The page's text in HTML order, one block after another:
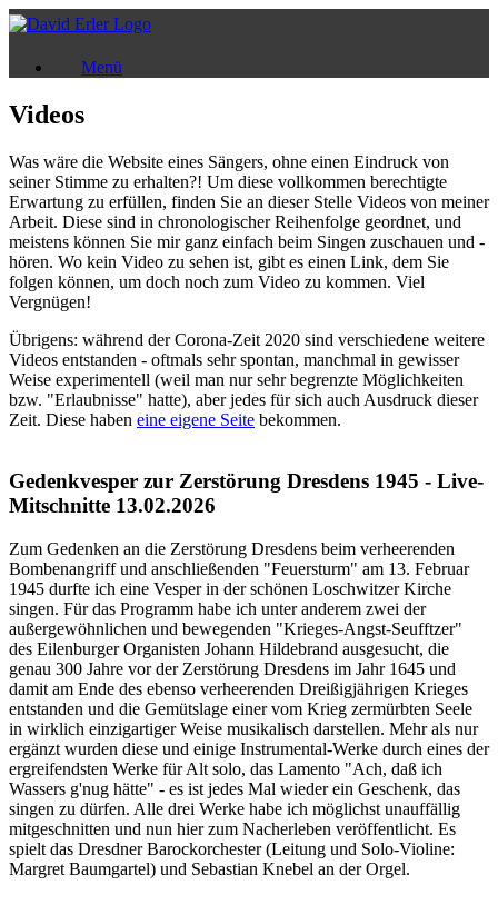
Zum
Inhalt
Menü
Videos
Was wäre die Website eines Sängers, ohne einen Eindruck von
seiner Stimme zu erhalten?! Um diese vollkommen berechtigte
Erwartung zu erfüllen, finden Sie an dieser Stelle Videos von meiner
Arbeit. Diese sind in chronologischer Reihenfolge geordnet, und
meistens können Sie mir ganz einfach beim Singen zuschauen und -
hören. Wo kein Video zu sehen ist, gibt es einen Link, dem Sie
folgen können, um doch noch zum Video zu kommen. Viel
Vergnügen!
Übrigens: während der Corona-Zeit 2020 sind verschiedene weitere
Videos entstanden - oftmals sehr spontan, manchmal in gewisser
Weise experimentell (weil man nur sehr begrenzte Möglichkeiten
bzw. "Erlaubnisse" hatte), aber jedes für sich auch Ausdruck dieser
Zeit. Diese haben eine eigene Seite bekommen.
Gedenkvesper zur Zerstörung Dresdens 1945 - Live-
Mitschnitte 13.02.2026
Zum Gedenken an die Zerstörung Dresdens beim verheerenden
Bombenangriff und anschließenden "Feuersturm" am 13. Februar
1945 durfte ich eine Vesper in der schönen Loschwitzer Kirche
singen. Für das Programm habe ich unter anderem zwei der
außergewöhnlichen und bewegenden "Krieges-Angst-Seufftzer"
des Eilenburger Organisten Johann Hildebrand ausgesucht, die
genau 300 Jahre vor der Zerstörung Dresdens im Jahr 1645 und
damit am Ende des ebenso verheerenden Dreißigjährigen Krieges
entstanden und die Gemütslage einer vom Krieg zermürbten Seele
in wirklich einzigartiger Weise musikalisch darstellen. Mehr als nur
ergänzt wurden diese und einige Instrumental-Werke durch eines der
ergreifendsten Werke für Alt solo, das Lamento "Ach, daß ich
Wassers g'nug hätte" - es ist jedes Mal wieder ein Geschenk, das
singen zu dürfen. Alle drei Werke habe ich möglichst unauffällig
mitgeschnitten und nun hier zum Nacherleben veröffentlicht. Es
spielt das Dresdner Barockorchester (Leitung und Solo-Violine:
Margret Baumgartel) und Sebastian Knebel an der Orgel.